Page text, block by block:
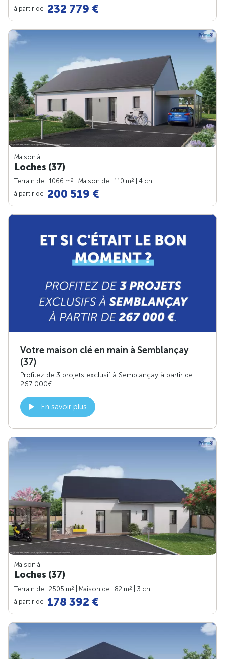
à partir de 232 779 €
Maison à
Loches (37)
Terrain de : 1066 m2 | Maison de : 110 m2
| 4 ch.
à partir de 200 519 €
Votre maison clé en main à Semblançay
(37)
Profitez de 3 projets exclusif à Semblançay à partir de
267 000€
En savoir plus
Maison à
Loches (37)
Terrain de : 2505 m2 | Maison de : 82 m2
| 3 ch.
à partir de 178 392 €